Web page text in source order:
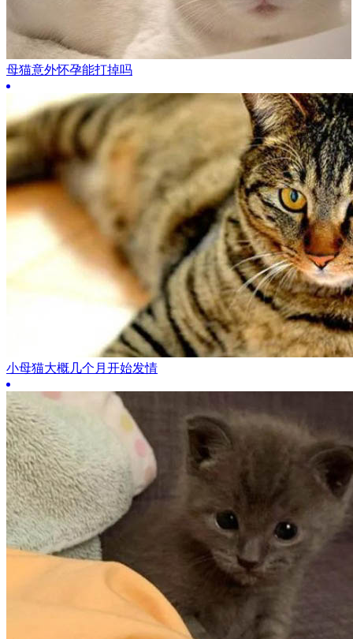
母猫意外怀孕能打掉吗
小母猫大概几个月开始发情